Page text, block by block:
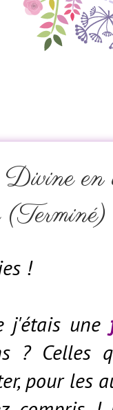
en
(Terminé)
!
j'étais une
? Celles
pour les